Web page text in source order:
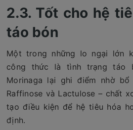
2.3. Tốt cho hệ
táo bón
Một trong những lo ngại lớn
công thức là tình trạng táo
Morinaga lại ghi điểm nhờ
Raffinose và Lactulose – chất
tạo điều kiện để hệ tiêu hóa
định.